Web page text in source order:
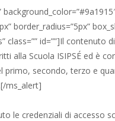
AREA DIGITALE
Log In
border_radius=”5px”
class=”” id=””]Il contenuto
alla Scuola ISIPSÉ ed è
primo, secondo, terzo e
ms_alert]
le credenziali di accesso